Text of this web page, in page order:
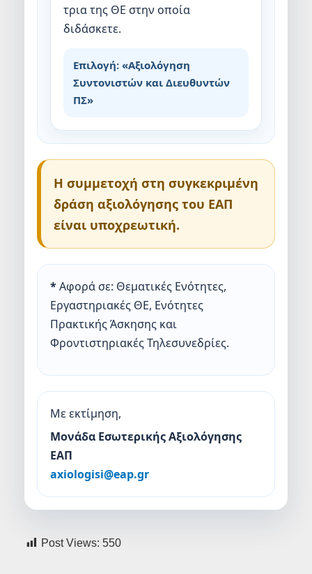
τρια της ΘΕ στην οποία
διδάσκετε.
Επιλογή: «Αξιολόγηση
Συντονιστών και Διευθυντών
ΠΣ»
Η συμμετοχή στη συγκεκριμένη
δράση αξιολόγησης του ΕΑΠ
είναι υποχρεωτική.
*Αφορά σε: Θεματικές Ενότητες,
Εργαστηριακές ΘΕ, Ενότητες
Πρακτικής Άσκησης και
Φροντιστηριακές Τηλεσυνεδρίες.
Με εκτίμηση,
Μονάδα Εσωτερικής Αξιολόγησης
ΕΑΠ
axiologisi@eap.gr
Post Views: 550